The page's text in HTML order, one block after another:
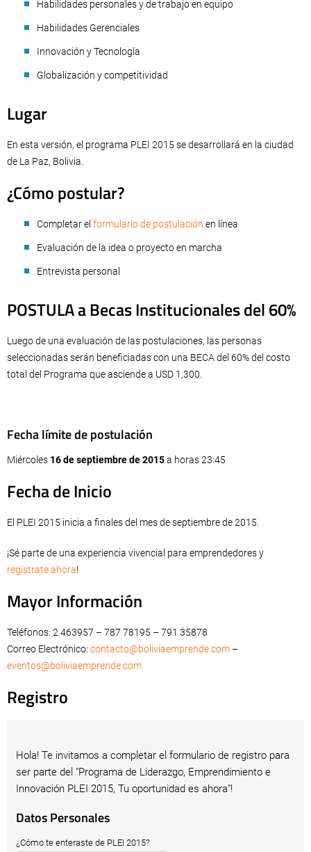
Habilidades personales y de trabajo en equipo
Habilidades Gerenciales
Innovación y Tecnología
Globalización y competitividad
Lugar
En esta versión, el programa PLEI 2015 se desarrollará en la ciudad
de La Paz, Bolivia.
¿Cómo postular?
Completar el formulario de postulación en línea
Evaluación de la idea o proyecto en marcha
Entrevista personal
POSTULA a Becas Institucionales del 60%
Luego de una evaluación de las postulaciones, las personas
seleccionadas serán beneficiadas con una BECA del 60% del costo
total del Programa que asciende a USD 1,300.
Fecha límite de postulación
Miércoles 16 de septiembre de 2015a horas 23:45
Fecha de Inicio
El PLEI 2015 inicia a finales del mes de septiembre de 2015.
¡Sé parte de una experiencia vivencial para emprendedores y
regístrate ahora!
Mayor Información
Teléfonos: 2 463957 – 787 78195 – 791 35878
Correo Electrónico: contacto@boliviaemprende.com –
eventos@boliviaemprende.com
Registro
Hola! Te invitamos a completar el formulario de registro para
ser parte del "Programa de Liderazgo, Emprendimiento e
Innovación PLEI 2015, Tu oportunidad es ahora"!
Datos Personales
¿Cómo te enteraste de PLEI 2015?